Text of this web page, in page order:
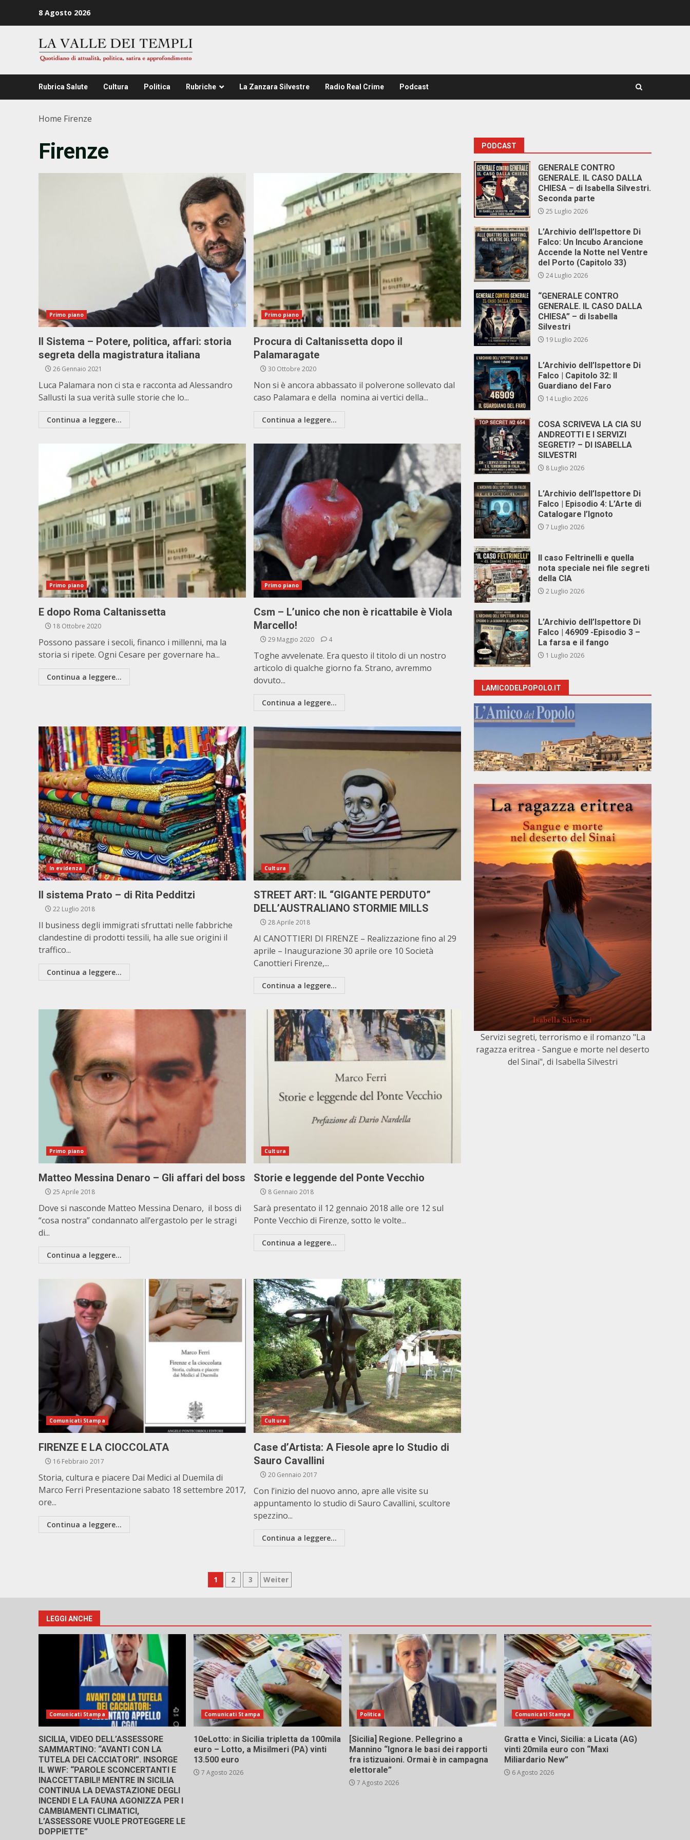
8 Agosto 2026
Rubrica Salute Cultura Politica Rubriche La Zanzara Silvestre Radio Real Crime Podcast
Home Firenze
Firenze
Primo piano
Il Sistema – Potere, politica, affari: storia
segreta della magistratura italiana
26 Gennaio 2021
Luca Palamara non ci sta e racconta ad Alessandro
Sallusti la sua verità sulle storie che lo...
Continua a leggere...
Primo piano
Procura di Caltanissetta dopo il
Palamaragate
30 Ottobre 2020
Non si è ancora abbassato il polverone sollevato dal
caso Palamara e della nomina ai vertici della...
Continua a leggere...
Primo piano
E dopo Roma Caltanissetta
18 Ottobre 2020
Possono passare i secoli, financo i millenni, ma la
storia si ripete. Ogni Cesare per governare ha...
Continua a leggere...
Primo piano
Csm – L’unico che non è ricattabile è Viola
Marcello!
29 Maggio 2020 4
Toghe avvelenate. Era questo il titolo di un nostro
articolo di qualche giorno fa. Strano, avremmo
dovuto...
Continua a leggere...
In evidenza
Il sistema Prato – di Rita Pedditzi
22 Luglio 2018
Il business degli immigrati sfruttati nelle fabbriche
clandestine di prodotti tessili, ha alle sue origini il
traffico...
Continua a leggere...
Cultura
STREET ART: IL “GIGANTE PERDUTO”
DELL’AUSTRALIANO STORMIE MILLS
28 Aprile 2018
AI CANOTTIERI DI FIRENZE – Realizzazione fino al 29
aprile – Inaugurazione 30 aprile ore 10 Società
Canottieri Firenze,...
Continua a leggere...
Primo piano
Matteo Messina Denaro – Gli affari del boss
25 Aprile 2018
Dove si nasconde Matteo Messina Denaro, il boss di
“cosa nostra” condannato all’ergastolo per le stragi
di...
Continua a leggere...
Cultura
Storie e leggende del Ponte Vecchio
8 Gennaio 2018
Sarà presentato il 12 gennaio 2018 alle ore 12 sul
Ponte Vecchio di Firenze, sotto le volte...
Continua a leggere...
Comunicati Stampa
FIRENZE E LA CIOCCOLATA
16 Febbraio 2017
Storia, cultura e piacere Dai Medici al Duemila di
Marco Ferri Presentazione sabato 18 settembre 2017,
ore...
Continua a leggere...
Cultura
Case d’Artista: A Fiesole apre lo Studio di
Sauro Cavallini
20 Gennaio 2017
Con l’inizio del nuovo anno, apre alle visite su
appuntamento lo studio di Sauro Cavallini, scultore
spezzino...
Continua a leggere...
Paginazione
degli
articoli
1 2 3 Weiter
PODCAST
GENERALE CONTRO
GENERALE. IL CASO DALLA
CHIESA – di Isabella Silvestri.
Seconda parte
25 Luglio 2026
L’Archivio dell’Ispettore Di
Falco: Un Incubo Arancione
Accende la Notte nel Ventre
del Porto (Capitolo 33)
24 Luglio 2026
“GENERALE CONTRO
GENERALE. IL CASO DALLA
CHIESA” – di Isabella
Silvestri
19 Luglio 2026
L’Archivio dell’Ispettore Di
Falco | Capitolo 32: Il
Guardiano del Faro
14 Luglio 2026
COSA SCRIVEVA LA CIA SU
ANDREOTTI E I SERVIZI
SEGRETI? – DI ISABELLA
SILVESTRI
8 Luglio 2026
L’Archivio dell’Ispettore Di
Falco | Episodio 4: L’Arte di
Catalogare l’Ignoto
7 Luglio 2026
Il caso Feltrinelli e quella
nota speciale nei file segreti
della CIA
2 Luglio 2026
L’Archivio dell’Ispettore Di
Falco | 46909 -Episodio 3 –
La farsa e il fango
1 Luglio 2026
LAMICODELPOPOLO.IT
Servizi segreti, terrorismo e il romanzo "La
ragazza eritrea - Sangue e morte nel deserto
del Sinai", di Isabella Silvestri
LEGGI ANCHE
Comunicati Stampa
SICILIA, VIDEO DELL’ASSESSORE
SAMMARTINO: “AVANTI CON LA
TUTELA DEI CACCIATORI”. INSORGE
IL WWF: “PAROLE SCONCERTANTI E
INACCETTABILI! MENTRE IN SICILIA
CONTINUA LA DEVASTAZIONE DEGLI
INCENDI E LA FAUNA AGONIZZA PER I
CAMBIAMENTI CLIMATICI,
L’ASSESSORE VUOLE PROTEGGERE LE
DOPPIETTE”
Comunicati Stampa
10eLotto: in Sicilia tripletta da 100mila
euro – Lotto, a Misilmeri (PA) vinti
13.500 euro
7 Agosto 2026
Politica
[Sicilia] Regione. Pellegrino a
Mannino “Ignora le basi dei rapporti
fra istizuaioni. Ormai è in campagna
elettorale”
7 Agosto 2026
Comunicati Stampa
Gratta e Vinci, Sicilia: a Licata (AG)
vinti 20mila euro con “Maxi
Miliardario New”
6 Agosto 2026